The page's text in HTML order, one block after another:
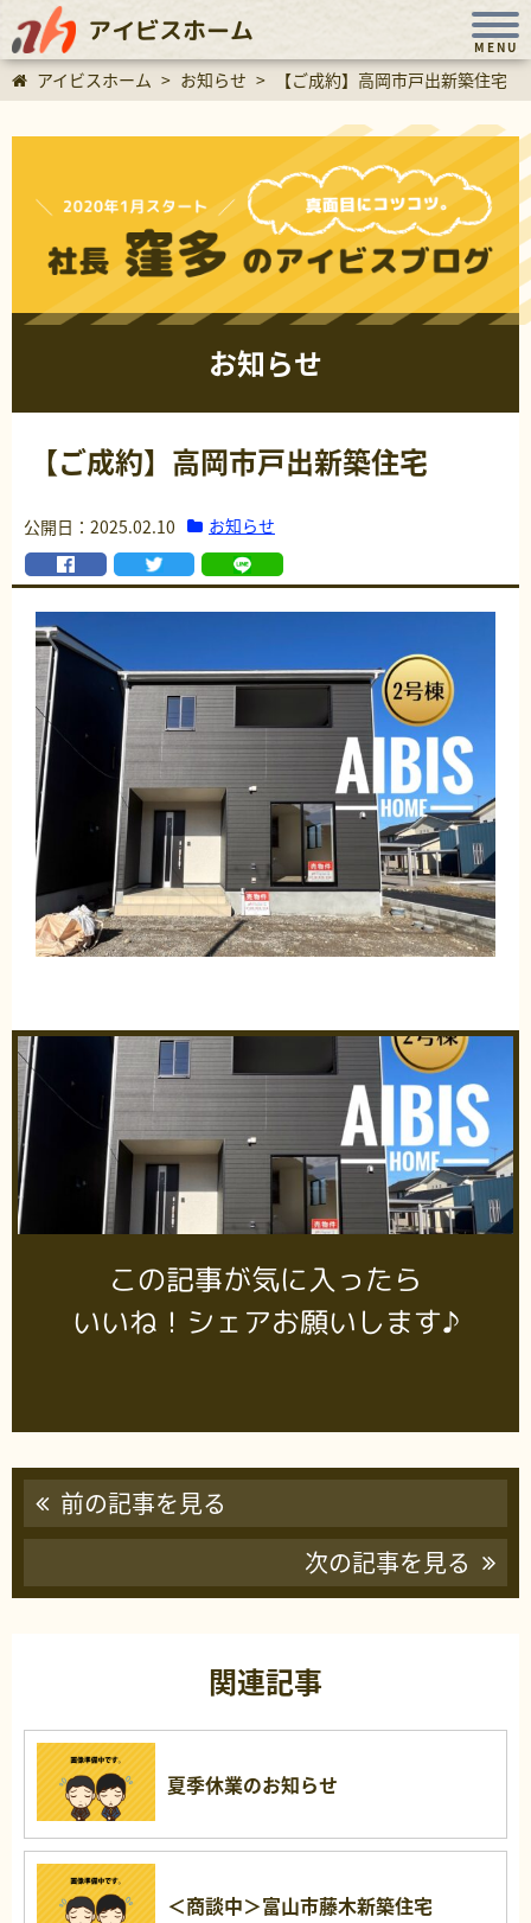
アイビスホーム
MENU
アイビスホーム > お知らせ > 【ご成約】高岡市戸出新築住宅
お知らせ
【ご成約】高岡市戸出新築住宅
公開日：2025.02.10 お知らせ
この記事が気に入ったら
いいね！シェアお願いします♪
前の記事を見る
次の記事を見る
関連記事
夏季休業のお知らせ
＜商談中＞富山市藤木新築住宅